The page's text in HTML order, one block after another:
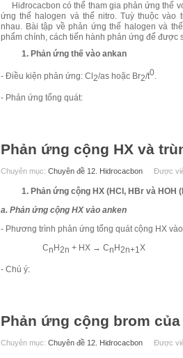
Hiđrocacbon có thể tham gia phản ứng thế
ứng thế halogen và thế nitro. Tuỳ thuộc
nhau. Bài tập về phản ứng thế halogen và
phẩm chính, cách tiến hành phản ứng để được
1. Phản ứng thế vào ankan
- Điều kiện phản ứng: Cl 2/as hoặc Br2/t0.
- Phản ứng tổng quát:
Phản ứng cộng HX và
Chuyên mục: Chuyên đề 12. Hidrocacbon Được
1. Phản ứng cộng HX (HCl, HBr và HOH
a. Phản ứng cộng HX vào anken
- Phương trình phản ứng tổng quát cộng HX
Cn H2n + HX → Cn H2n+1X
- Chú ý:
Phản ứng cộng brom
Chuyên mục: Chuyên đề 12. Hidrocacbon Được